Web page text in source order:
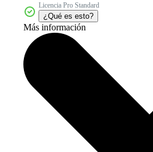
Licencia Pro Standard
¿Qué es esto?
Más información